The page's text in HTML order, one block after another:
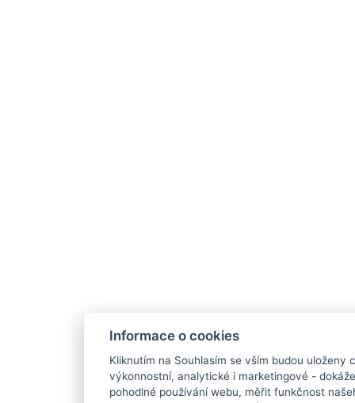
Informace o cookies
Kliknutím na Souhlasím se vším budou uloženy
výkonnostní, analytické i marketingové -
pohodlné používání webu, měřit funkčnost